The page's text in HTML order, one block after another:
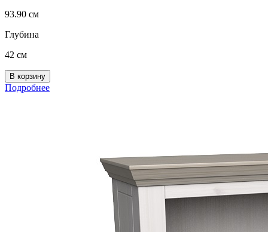
93.90 см
Глубина
42 см
Подробнее